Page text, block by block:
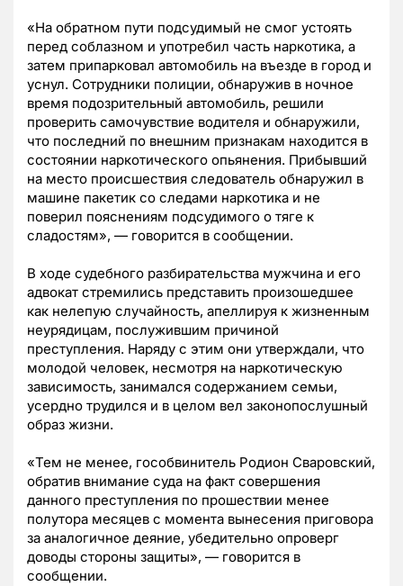
«На обратном пути подсудимый не смог устоять
перед соблазном и употребил часть наркотика, а
затем припарковал автомобиль на въезде в город и
уснул. Сотрудники полиции, обнаружив в ночное
время подозрительный автомобиль, решили
проверить самочувствие водителя и обнаружили,
что последний по внешним признакам находится в
состоянии наркотического опьянения. Прибывший
на место происшествия следователь обнаружил в
машине пакетик со следами наркотика и не
поверил пояснениям подсудимого о тяге к
сладостям», — говорится в сообщении.
В ходе судебного разбирательства мужчина и его
адвокат стремились представить произошедшее
как нелепую случайность, апеллируя к жизненным
неурядицам, послужившим причиной
преступления. Наряду с этим они утверждали, что
молодой человек, несмотря на наркотическую
зависимость, занимался содержанием семьи,
усердно трудился и в целом вел законопослушный
образ жизни.
«Тем не менее, гособвинитель Родион Сваровский,
обратив внимание суда на факт совершения
данного преступления по прошествии менее
полутора месяцев с момента вынесения приговора
за аналогичное деяние, убедительно опроверг
доводы стороны защиты», — говорится в
сообщении.